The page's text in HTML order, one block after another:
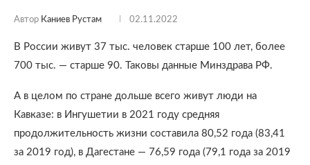
Автор Каниев Рустам 02.11.2022
В России живут 37 тыс. человек старше 100 лет, более
700 тыс. — старше 90. Таковы данные Минздрава РФ.
А в целом по стране дольше всего живут люди на
Кавказе: в Ингушетии в 2021 году средняя
продолжительность жизни составила 80,52 года (83,41
за 2019 год), в Дагестане — 76,59 года (79,1 года за 2019